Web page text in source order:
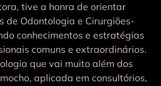
tive a honra de orientar
de Odontologia e Cirurgiões-
conhecimentos e estratégias
comuns e extraordinários.
que vai muito além dos
aplicada em consultórios,